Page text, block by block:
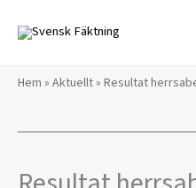
innehåll
Hem » Aktuellt» Resultat